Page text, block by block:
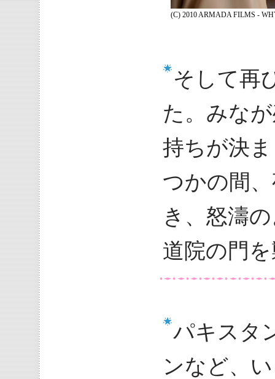
(C) 2010 ARMADA FILMS -
そして再
た。みな
持ちが決
つかの間
き、怒濤
道院の門
パキスタ
ンなど、